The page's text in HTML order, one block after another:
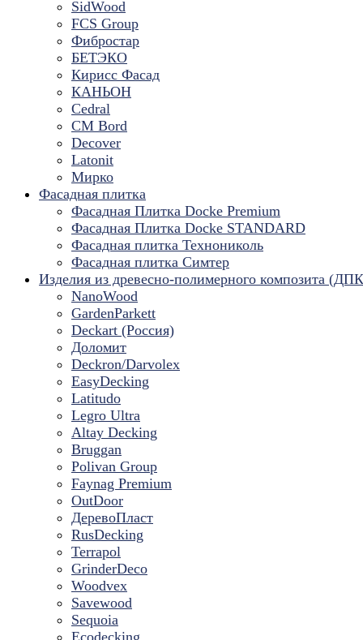
SidWood
FCS Group
Фибростар
БЕТЭКО
Кирисс Фасад
КАНЬОН
Cedral
CM Bord
Decover
Latonit
Мирко
Фасадная плитка
Фасадная Плитка Docke Premium
Фасадная Плитка Docke STANDARD
Фасадная плитка Технониколь
Фасадная плитка Симтер
Изделия из древесно-полимерного композита
NanoWood
GardenParkett
Deckart (Россия)
Доломит
Deckron/Darvolex
EasyDecking
Latitudo
Legro Ultra
Altay Decking
Bruggan
Polivan Group
Faynag Premium
OutDoor
ДеревоПласт
RusDecking
Terrapol
GrinderDeco
Woodvex
Savewood
Sequoia
Ecodecking